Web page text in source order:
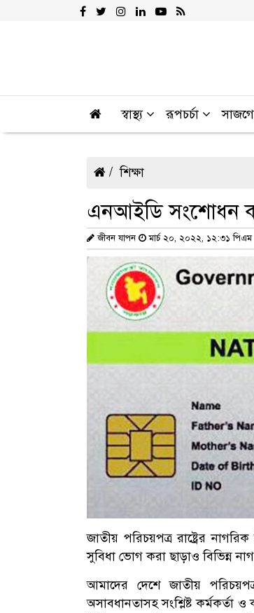
স্বাস্থ্য রূপচর্চা
শিক্ষা
এনআইডি সংশোধন
জীবন যাপন মার্চ ২০, ২০২২, ১২:৩১ পিএম
জাতীয় পরিচয়পত্র রাষ্ট্রের
সুবিধা ভোগ করা ছাড়াও বিভিন্ন
আমাদের দেশে জাতীয়
অসাবধানতাসহ সংশ্লিষ্ট কর্মকর্তা